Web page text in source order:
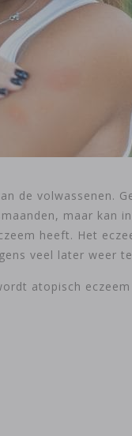
de volwassenen.
maar kan
heeft. Het
veel later weer
atopisch